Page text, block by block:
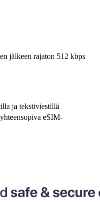
jälkeen rajaton 512 kbps
ja tekstiviestillä
eSIM-